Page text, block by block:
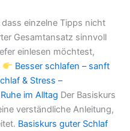
einzelne Tipps nicht
Gesamtansatz sinnvoll
einlesen möchtest,
Besser schlafen – sanft
& Stress –
im Alltag Der Basiskurs
verständliche Anleitung,
Basiskurs guter Schlaf